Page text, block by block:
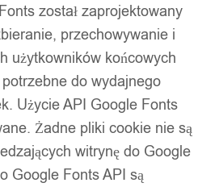
został zaprojektowany
przechowywanie i
użytkowników końcowych
do wydajnego
Użycie API Google Fonts
Żadne pliki cookie nie są
witrynę do Google
Google Fonts API są